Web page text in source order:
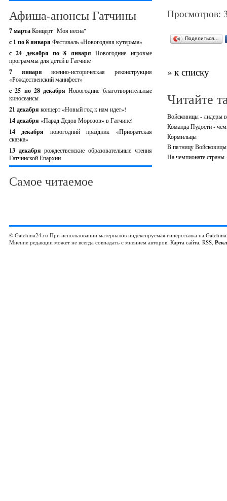
Афиша-анонсы Гатчины
7 мартаКонцерт "Моя весна"
с 1 по 8 января Фестиваль «Новогодняя кутерьма»
с 24 декабря по 8 январяНовогодние игровые
программы для детей в Гатчине
7 январявоенно-историческая реконструкция
«Рождественский манифест»
c 25 по 28 декабряНовогодние благотворительные
киносеансы
21 декабря концерт «Новый год к нам идет»!
14 декабря «Парад Дедов Морозов» в Гатчине!
14 декабря новогодний праздник «Приоратская
сказка»
13 декабрярождественские образовательные чтения
Гатчинской Епархии
Самое читаемое
Просмотров:
Поделиться…
» к списку
Читайте
Войсковицы - лидеры в
Команда Пудости -
Кормильцы
В пятницу Войсковицы
На чемпионате страны
© Gatchina24.ru При использовании материалов индексируемая гиперссылка на
Мнение редакции может не всегда совпадать с мнением авторов. Карта сайта, RSS,